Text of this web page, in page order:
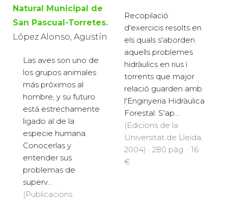
Natural Municipal de
San Pascual-Torretes.
López Alonso, Agustín
Las aves son uno de
los grupos animales
más próximos al
hombre, y su futuro
está estrechamente
ligado al de la
especie humana.
Conocerlas y
entender sus
problemas de
superv...
(Publicacions
Recopilació
d'exercicis resolts en
els quals s'aborden
aquells problemes
hidràulics en rius i
torrents que major
relació guarden amb
l'Enginyeria Hidràulica
Forestal. S'ap...
(Edicions de la
Universitat de Lleida,
2004) · 280 pàg. · 16
€